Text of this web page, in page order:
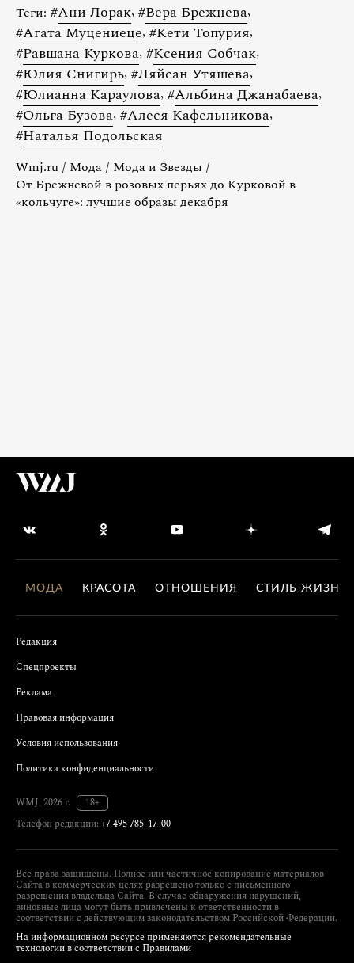
Теги: #Ани Лорак, #Вера Брежнева,
#Агата Муцениеце, #Кети Топурия,
#Равшана Куркова, #Ксения Собчак,
#Юлия Снигирь, #Ляйсан Утяшева,
#Юлианна Караулова, #Альбина Джанабаева,
#Ольга Бузова, #Алеся Кафельникова,
#Наталья Подольская
Wmj.ru / Мода / Мода и Звезды /
От Брежневой в розовых перьях до Курковой в
«кольчуге»: лучшие образы декабря
МОДА КРАСОТА ОТНОШЕНИЯ СТИЛЬ ЖИЗНИ
Редакция
Спецпроекты
Реклама
Правовая информация
Условия использования
Политика конфиденциальности
WMJ, 2026 г.
18+
Телефон редакции: +7 495 785-17-00
Все права защищены. Полное или частичное копирование материалов
Сайта в коммерческих целях разрешено только с письменного
разрешения владельца Сайта. В случае обнаружения нарушений,
виновные лица могут быть привлечены к ответственности в
соответствии с действующим законодательством Российской Федерации.
На информационном ресурсе применяются рекомендательные
технологии в соответствии с Правилами